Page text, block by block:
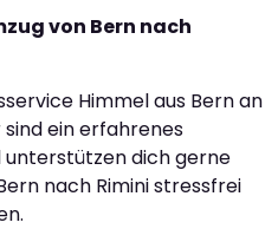
von Bern nach
Himmel aus Bern an
ein erfahrenes
unterstützen dich gerne
nach Rimini stressfrei